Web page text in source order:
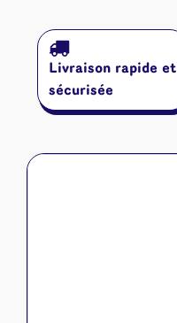
Livraison rapide et
sécurisée